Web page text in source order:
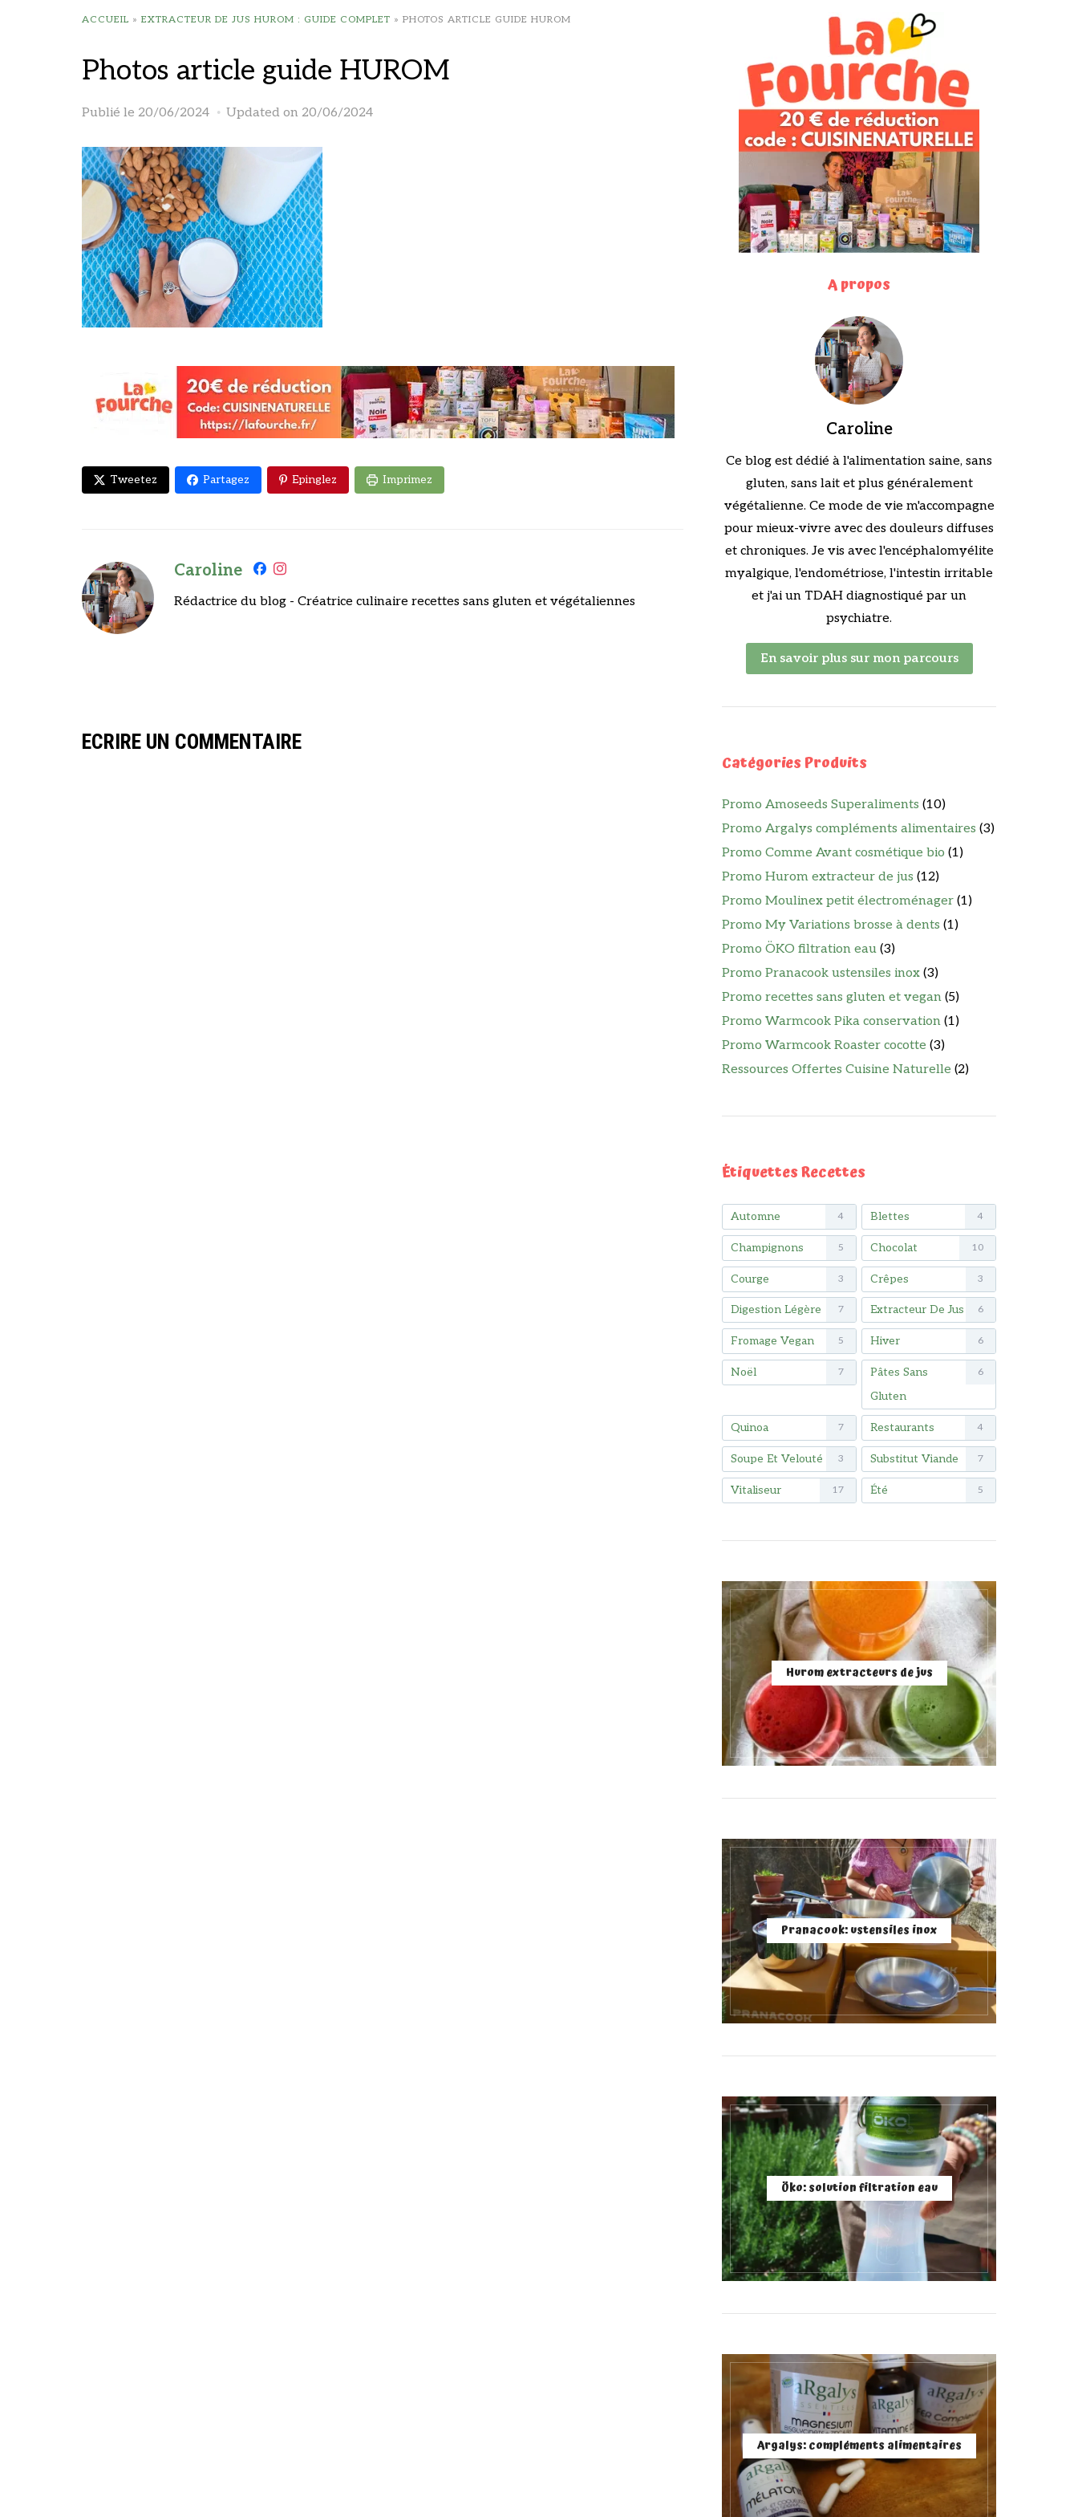
ACCUEIL » EXTRACTEUR DE JUS HUROM : GUIDE COMPLET » PHOTOS ARTICLE GUIDE HUROM
Photos article guide HUROM
Publié le 20/06/2024 Updated on 20/06/2024
Tweetez Partagez Epinglez Imprimez
Caroline
Rédactrice du blog - Créatrice culinaire recettes sans gluten et végétaliennes
ECRIRE UN COMMENTAIRE
A propos
Caroline
Ce blog est dédié à l'alimentation saine, sans
gluten, sans lait et plus généralement
végétalienne. Ce mode de vie m'accompagne
pour mieux-vivre avec des douleurs diffuses
et chroniques. Je vis avec l'encéphalomyélite
myalgique, l'endométriose, l'intestin irritable
et j'ai un TDAH diagnostiqué par un
psychiatre.
En savoir plus sur mon parcours
Catégories Produits
Promo Amoseeds Superaliments (10)
Promo Argalys compléments alimentaires (3)
Promo Comme Avant cosmétique bio (1)
Promo Hurom extracteur de jus (12)
Promo Moulinex petit électroménager (1)
Promo My Variations brosse à dents (1)
Promo ÖKO filtration eau (3)
Promo Pranacook ustensiles inox (3)
Promo recettes sans gluten et vegan (5)
Promo Warmcook Pika conservation (1)
Promo Warmcook Roaster cocotte (3)
Ressources Offertes Cuisine Naturelle (2)
Étiquettes Recettes
Automne 4 Blettes 4
Champignons 5 Chocolat 10
Courge 3 Crêpes 3
Digestion Légère 7 Extracteur De Jus 6
Fromage Vegan 5 Hiver 6
Noël 7
Pâtes Sans
Gluten
6
Quinoa 7 Restaurants 4
Soupe Et Velouté 3 Substitut Viande 7
Vitaliseur 17 Été 5
Hurom extracteurs de jus
Pranacook: ustensiles inox
Öko: solution filtration eau
Argalys: compléments alimentaires